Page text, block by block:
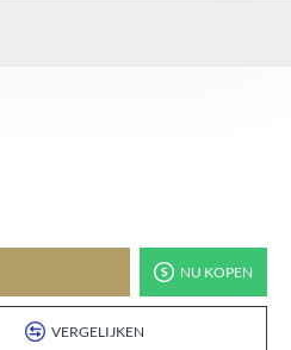
NU KOPEN
VERGELIJKEN